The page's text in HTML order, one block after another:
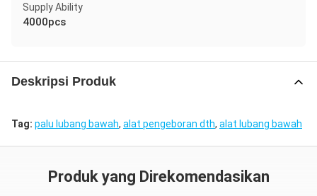
Supply Ability
4000pcs
Deskripsi Produk
Tag: palu lubang bawah, alat pengeboran dth, alat lubang bawah
Produk yang Direkomendasikan